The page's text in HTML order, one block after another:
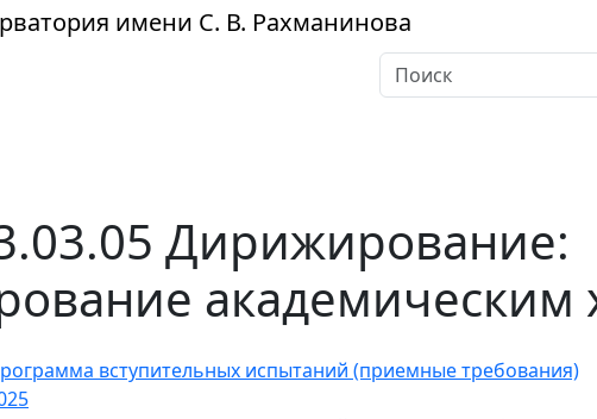
имени С. В. Рахманинова
Дирижирование:
академическим
вступительных испытаний (приемные требования)